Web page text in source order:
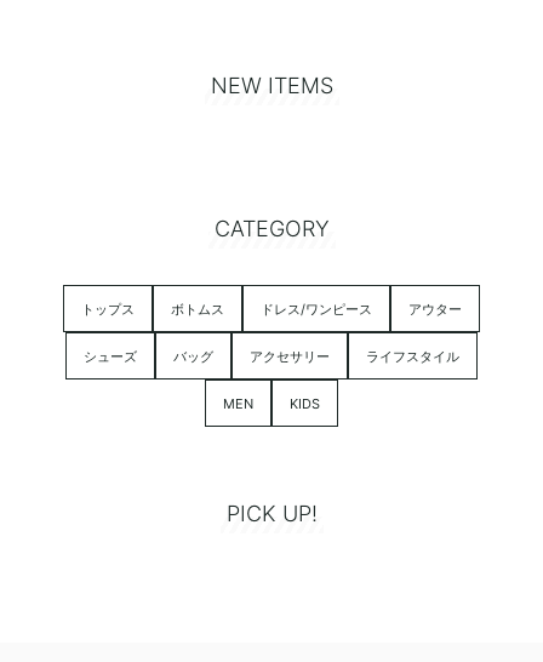
NEW ITEMS
CATEGORY
トップス ボトムス ドレス/ワンピース アウター
シューズ バッグ アクセサリー ライフスタイル
MEN KIDS
PICK UP!